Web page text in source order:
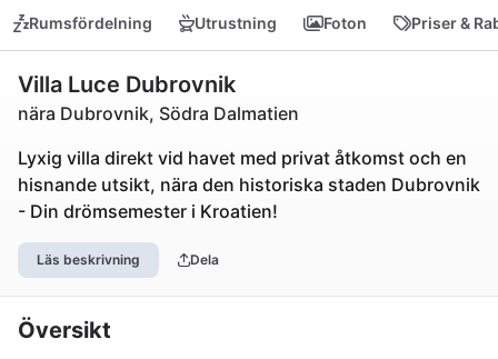
Rumsfördelning Utrustning Foton Priser &
Villa Luce Dubrovnik
nära Dubrovnik, Södra Dalmatien
Lyxig villa direkt vid havet med privat åtkomst och en
hisnande utsikt, nära den historiska staden Dubrovnik
- Din drömsemester i Kroatien!
Läs beskrivning Dela
Översikt